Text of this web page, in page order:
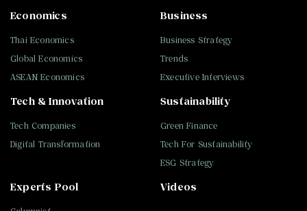
Business
Business Strategy
Trends
Executive Interviews
Tech & Innovation
Tech Companies
Digital Transformation
Sustainability
Green Finance
Tech For Sustainability
ESG Strategy
Economics
Thai Economics
Global Economics
ASEAN Economics
Experts Pool Videos